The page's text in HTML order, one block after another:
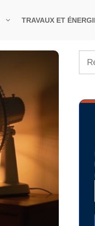
TRAVAUX ET